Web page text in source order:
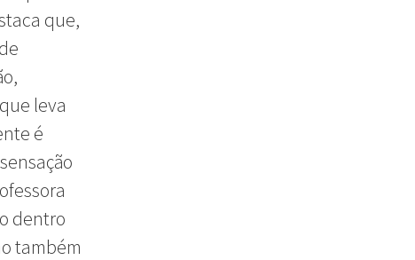
que,
leva
é
dentro
também